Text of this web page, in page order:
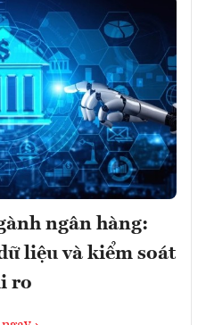
ngân hàng:
liệu và kiểm soát
ro